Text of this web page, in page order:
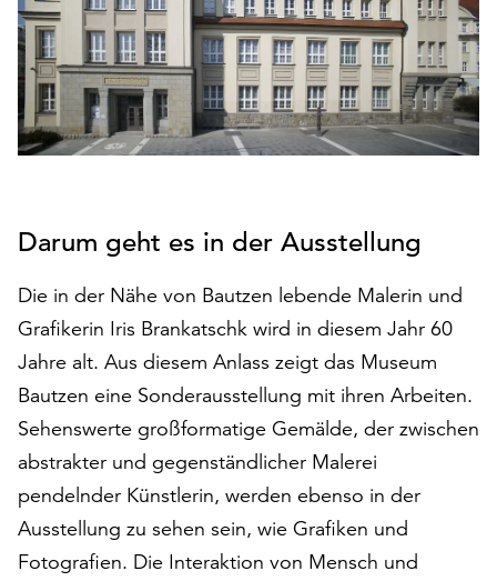
sowie
solche,
die
lediglich
zu
anonymen
werden.
Sie
auf
„Alle
akzeptieren“,
um
alle
Cookies
akzeptieren.
Sie
können
Darum geht es in der Ausstellung
Die in der Nähe von Bautzen lebende Malerin und
Grafikerin Iris Brankatschk wird in diesem Jahr 60
Jahre alt. Aus diesem Anlass zeigt das Museum
Bautzen eine Sonderausstellung mit ihren Arbeiten.
Sehenswerte großformatige Gemälde, der zwischen
abstrakter und gegenständlicher Malerei
pendelnder Künstlerin, werden ebenso in der
Ausstellung zu sehen sein, wie Grafiken und
Fotografien. Die Interaktion von Mensch und